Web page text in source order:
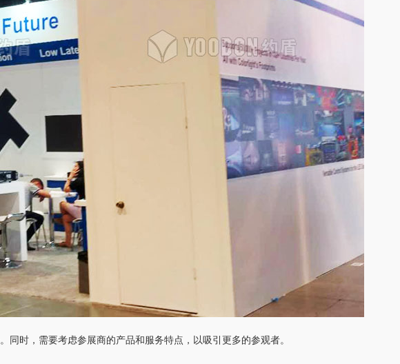
时，需要考虑参展商的产品和服务特点，以吸引更多的参观者。